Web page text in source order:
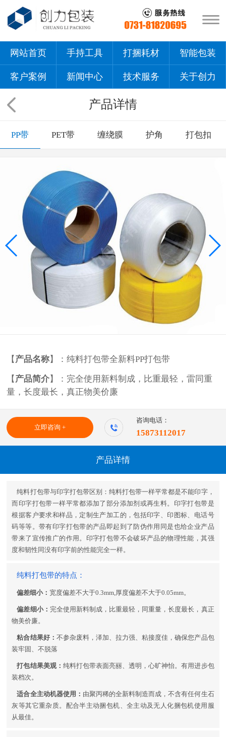
网站首页 手持工具 打捆耗材 智能包装
客户案例 新闻中心 技术服务 关于创力
产品详情
PP带 PET带 缠绕膜 护角 打包扣
【 产品名称】：纯料打包带全新料PP打包带
【 产品简介】：完全使用新料制成，比重最轻，雷同重
量，长度最长，真正物美价廉
立即咨询 +
咨询电话：
15873112017
产品详情
纯料打包带与印字打包带区别：纯料打包带一样平常都是不能印字，
而印字打包带一样平常都添加了部分添加剂或再生料。印字打包带是
根据客户要求和样品，定制生产加工的，包括印字、印图标、电话号
码等等。带有印字打包带的产品即起到了防伪作用同是也给企业产品
带来了宣传推广的作用。印字打包带不会破坏产品的物理性能，其强
度和韧性同没有印字前的性能完全一样。
纯料打包带的特点：
偏差细小： 宽度偏差不大于0.3mm,厚度偏差不大于0.05mm。
偏差细小： 完全使用新料制成，比重最轻，同重量，长度最长，真正
物美价廉。
粘合结果好： 不参杂废料，泽加、拉力强、粘接度佳，确保您产品包
装牢固、不脱落
打包结果美观： 纯料打包带表面亮丽、透明，心旷神怡。有用进步包
装档次。
适合全主动机器使用： 由聚丙稀的全新料制造而成，不含有任何生石
灰等其它重杂质。配合半主动捆包机、全主动及无人化捆包机使用服
从最佳。